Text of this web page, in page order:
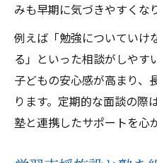
みも早期に気づきやすくな
例えば「勉強についていけ
る」といった相談がしやす
子どもの安心感が高まり、
ります。定期的な面談の際
塾と連携したサポートを心